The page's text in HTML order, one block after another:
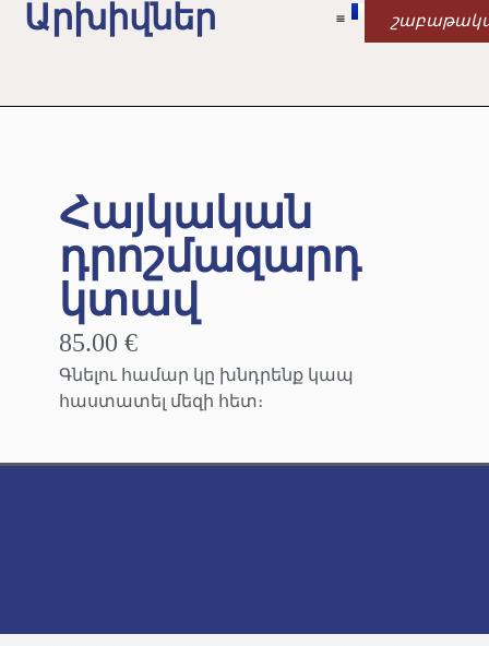
Արխիվներ
Հայկական
դրոշմազարդ
կտավ
85.00 €
Գնելու համար կը խնդրենք կապ
հաստատել մեզի հետ։